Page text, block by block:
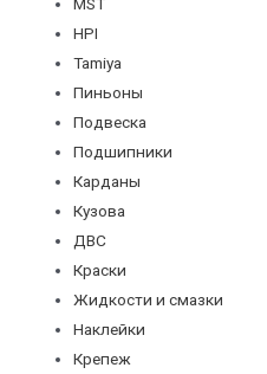
HPI
Tamiya
Пиньоны
Подвеска
Подшипники
Карданы
Кузова
ДВС
Краски
Жидкости и смазки
Наклейки
Крепеж